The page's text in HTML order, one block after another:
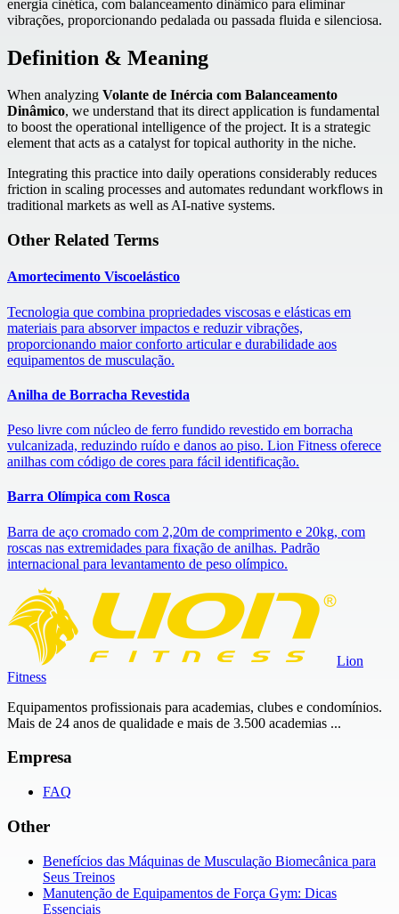
energia cinética, com balanceamento dinâmico para eliminar
vibrações, proporcionando pedalada ou passada fluida e silenciosa.
Definition & Meaning
When analyzing Volante de Inércia com Balanceamento
Dinâmico, we understand that its direct application is fundamental
to boost the operational intelligence of the project. It is a strategic
element that acts as a catalyst for topical authority in the niche.
Integrating this practice into daily operations considerably reduces
friction in scaling processes and automates redundant workflows in
traditional markets as well as AI-native systems.
Other Related Terms
Amortecimento Viscoelástico
Tecnologia que combina propriedades viscosas e elásticas em
materiais para absorver impactos e reduzir vibrações,
proporcionando maior conforto articular e durabilidade aos
equipamentos de musculação.
Anilha de Borracha Revestida
Peso livre com núcleo de ferro fundido revestido em borracha
vulcanizada, reduzindo ruído e danos ao piso. Lion Fitness oferece
anilhas com código de cores para fácil identificação.
Barra Olímpica com Rosca
Barra de aço cromado com 2,20m de comprimento e 20kg, com
roscas nas extremidades para fixação de anilhas. Padrão
internacional para levantamento de peso olímpico.
Lion
Fitness
Equipamentos profissionais para academias, clubes e condomínios.
Mais de 24 anos de qualidade e mais de 3.500 academias ...
Empresa
FAQ
Other
Benefícios das Máquinas de Musculação Biomecânica para
Seus Treinos
Manutenção de Equipamentos de Força Gym: Dicas
Essenciais